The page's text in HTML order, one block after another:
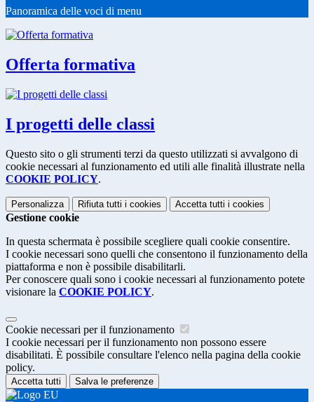
Panoramica delle voci di menu
Offerta formativa
I progetti delle classi
Questo sito o gli strumenti terzi da questo utilizzati si avvalgono di
cookie necessari al funzionamento ed utili alle finalità illustrate nella
COOKIE POLICY.
Personalizza Rifiuta tutti i cookies Accetta tutti i cookies
Gestione cookie
In questa schermata è possibile scegliere quali cookie consentire.
I cookie necessari sono quelli che consentono il funzionamento della
piattaforma e non è possibile disabilitarli.
Per conoscere quali sono i cookie necessari al funzionamento potete
visionare la COOKIE POLICY.
Cookie necessari per il funzionamento
I cookie necessari per il funzionamento non possono essere
disabilitati. È possibile consultare l'elenco nella pagina della cookie
policy.
Accetta tutti Salva le preferenze